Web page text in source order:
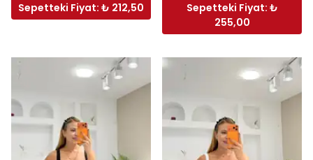
Sepetteki Fiyat: ₺ 212,50
Sepetteki Fiyat: ₺
255,00